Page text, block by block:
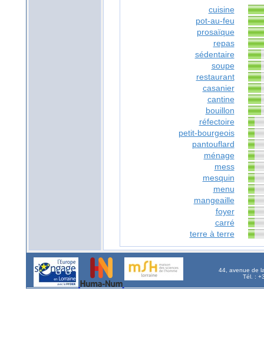
cuisine
pot-au-feu
prosaïque
repas
sédentaire
soupe
restaurant
casanier
cantine
bouillon
réfectoire
petit-bourgeois
pantouflard
ménage
mess
mesquin
menu
mangeaille
foyer
carré
terre à terre
44, avenue de
Tél. :